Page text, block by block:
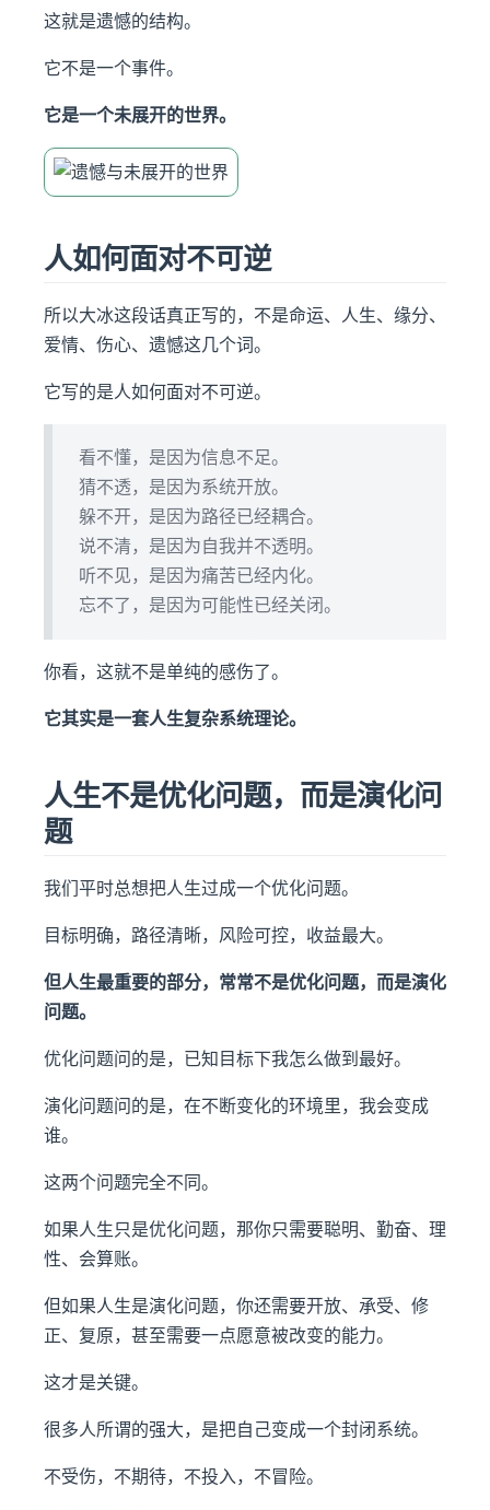
这就是遗憾的结构。
它不是一个事件。
它是一个未展开的世界。
人如何面对不可逆
所以大冰这段话真正写的，不是命运、人生、缘分、
爱情、伤心、遗憾这几个词。
它写的是人如何面对不可逆。
看不懂，是因为信息不足。
猜不透，是因为系统开放。
躲不开，是因为路径已经耦合。
说不清，是因为自我并不透明。
听不见，是因为痛苦已经内化。
忘不了，是因为可能性已经关闭。
你看，这就不是单纯的感伤了。
它其实是一套人生复杂系统理论。
人生不是优化问题，而是演化问
题
我们平时总想把人生过成一个优化问题。
目标明确，路径清晰，风险可控，收益最大。
但人生最重要的部分，常常不是优化问题，而是演化
问题。
优化问题问的是，已知目标下我怎么做到最好。
演化问题问的是，在不断变化的环境里，我会变成
谁。
这两个问题完全不同。
如果人生只是优化问题，那你只需要聪明、勤奋、理
性、会算账。
但如果人生是演化问题，你还需要开放、承受、修
正、复原，甚至需要一点愿意被改变的能力。
这才是关键。
很多人所谓的强大，是把自己变成一个封闭系统。
不受伤，不期待，不投入，不冒险。